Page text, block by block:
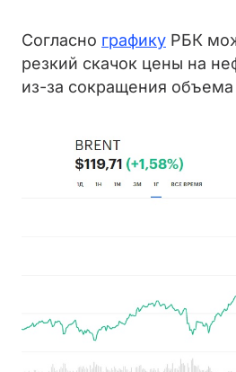
Согласно графику РБК
резкий скачок цены на
из-за сокращения объема